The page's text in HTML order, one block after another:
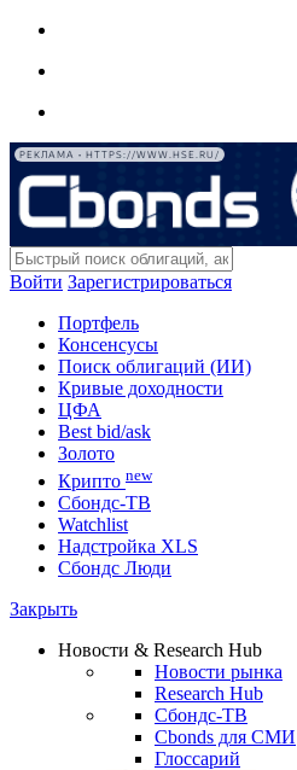
РЕКЛАМА • HTTPS://WWW.HSE.RU/
Войти Зарегистрироваться
Портфель
Консенсусы
Поиск облигаций (ИИ)
Кривые доходности
ЦФА
Best bid/ask
Золото
Крипто new
Сбондс-ТВ
Watchlist
Надстройка XLS
Сбондс Люди
Закрыть
Новости & Research Hub
Новости рынка
Research Hub
Сбондс-ТВ
Cbonds для СМИ
Глоссарий